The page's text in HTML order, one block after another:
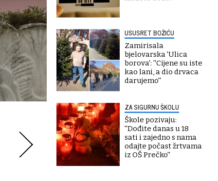
USUSRET BOŽIĆU
Zamirisala
bjelovarska 'Ulica
borova': ''Cijene su iste
kao lani, a dio drvaca
darujemo''
ZA SIGURNU ŠKOLU
Škole pozivaju:
''Dođite danas u 18
sati i zajedno s nama
odajte počast žrtvama
iz OŠ Prečko''